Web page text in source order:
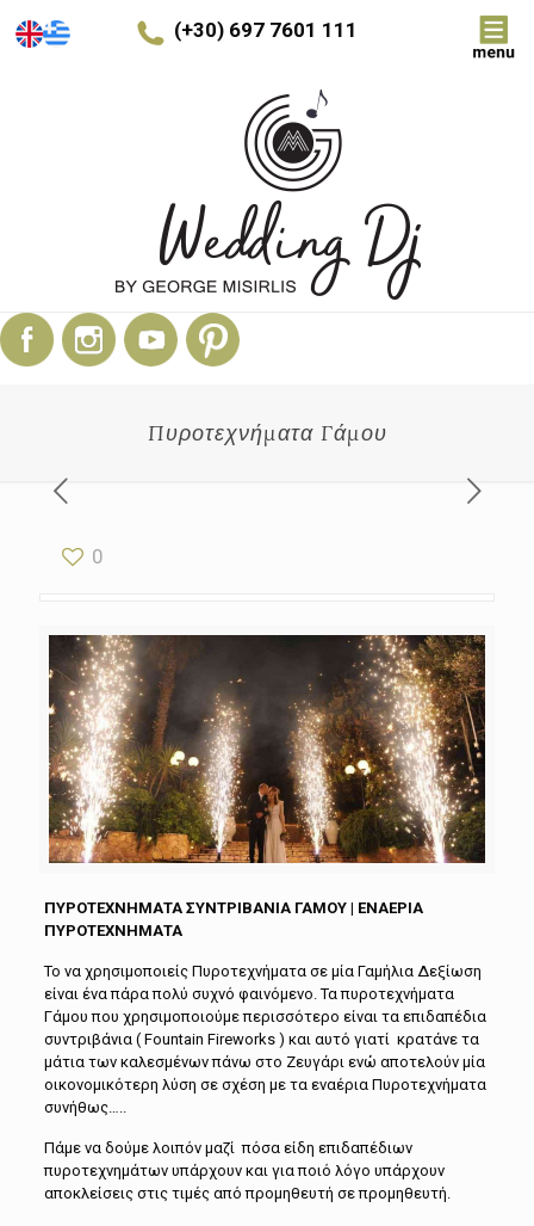
(+30) 697 7601 111
Πυροτεχνήματα Γάμου
0
ΠΥΡΟΤΕΧΝΗΜΑΤΑ ΣΥΝΤΡΙΒΑΝΙΑ ΓΑΜΟΥ | ΕΝΑΕΡΙΑ
ΠΥΡΟΤΕΧΝΗΜΑΤΑ
Το να χρησιμοποιείς Πυροτεχνήματα σε μία Γαμήλια Δεξίωση
είναι ένα πάρα πολύ συχνό φαινόμενο. Τα πυροτεχνήματα
Γάμου που χρησιμοποιούμε περισσότερο είναι τα επιδαπέδια
συντριβάνια ( Fountain Fireworks ) και αυτό γιατί κρατάνε τα
μάτια των καλεσμένων πάνω στο Ζευγάρι ενώ αποτελούν μία
οικονομικότερη λύση σε σχέση με τα εναέρια Πυροτεχνήματα
συνήθως…..
Πάμε να δούμε λοιπόν μαζί πόσα είδη επιδαπέδιων
πυροτεχνημάτων υπάρχουν και για ποιό λόγο υπάρχουν
αποκλείσεις στις τιμές από προμηθευτή σε προμηθευτή.